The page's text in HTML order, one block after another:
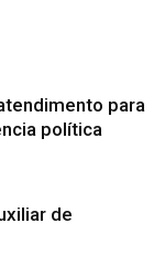
para
política
de